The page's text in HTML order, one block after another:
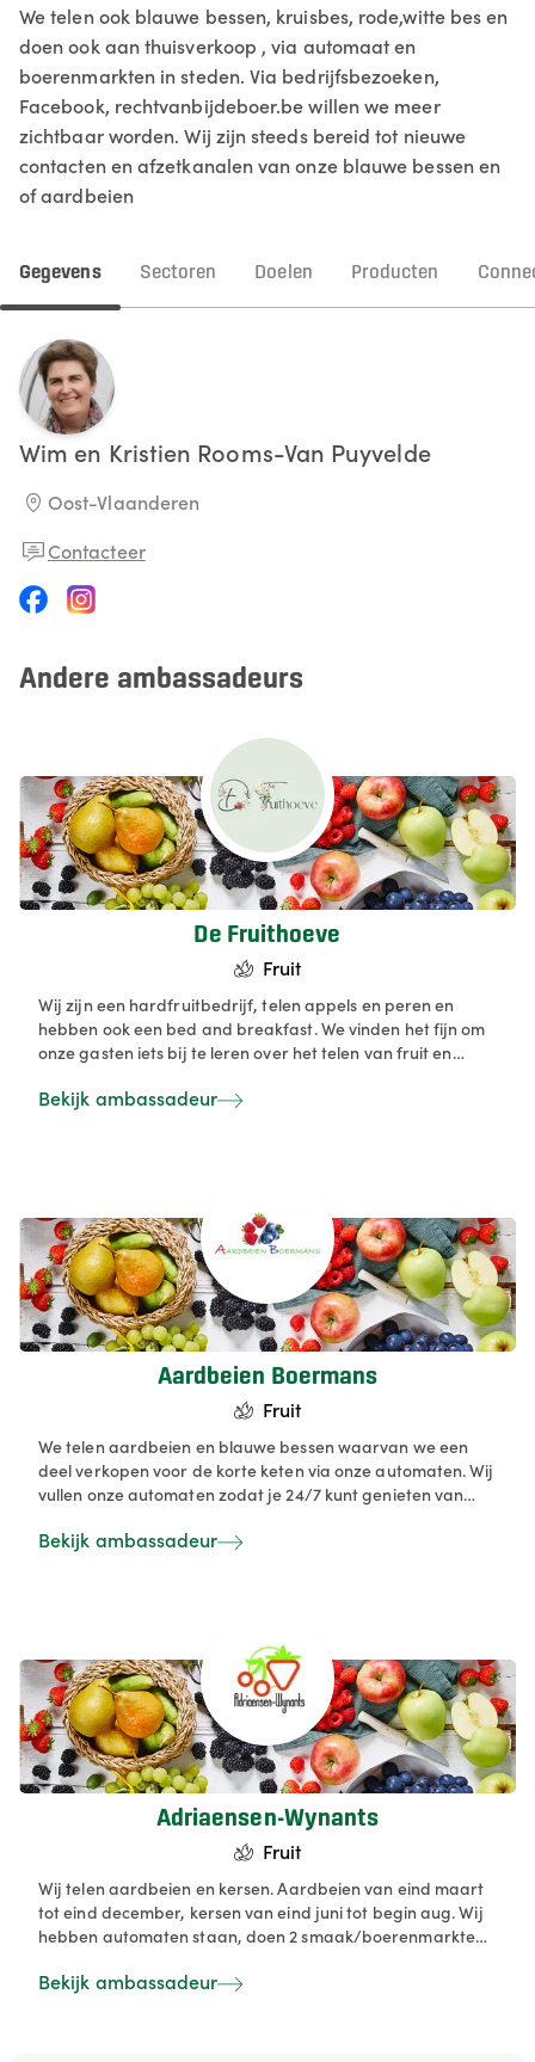
We telen ook blauwe bessen, kruisbes, rode,witte bes en
doen ook aan thuisverkoop , via automaat en
boerenmarkten in steden. Via bedrijfsbezoeken,
Facebook, rechtvanbijdeboer.be willen we meer
zichtbaar worden. Wij zijn steeds bereid tot nieuwe
contacten en afzetkanalen van onze blauwe bessen en
of aardbeien
Gegevens Sectoren Doelen Producten
Wim en Kristien Rooms-Van Puyvelde
Oost-Vlaanderen
Contacteer
Andere ambassadeurs
De Fruithoeve
Fruit
Wij zijn een hardfruitbedrijf, telen appels en peren en
hebben ook een bed and breakfast. We vinden het fijn om
onze gasten iets bij te leren over het telen van fruit en
te kopen. Daarom verkopen we ons eigen fruit en sappen
Bekijk ambassadeur
Aardbeien Boermans
Fruit
We telen aardbeien en blauwe bessen waarvan we een
deel verkopen voor de korte keten via onze automaten. Wij
vullen onze automaten zodat je 24/7 kunt genieten van
Bekijk ambassadeur
Adriaensen-Wynants
Fruit
Wij telen aardbeien en kersen. Aardbeien van eind maart
tot eind december, kersen van eind juni tot begin aug. Wij
hebben automaten staan, doen 2 smaak/boerenmarkten
bloesemroute. Van onze mindere kwaliteit producten
Bekijk ambassadeur